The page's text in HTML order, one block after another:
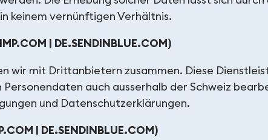
keinem vernünftigen Verhältnis.
| DE.SENDINBLUE.COM)
wir mit Drittanbietern zusammen. Diese
Personendaten auch ausserhalb der Schweiz
und Datenschutzerklärungen.
| DE.SENDINBLUE.COM)